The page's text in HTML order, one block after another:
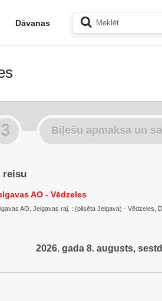
Dāvanas
Biļešu apmaksa un
reisu
AO - Vēdzeles
AO, Jelgavas raj. : (pilsēta Jelgava) - Vēdzeles,
2026. gada 8. augusts,